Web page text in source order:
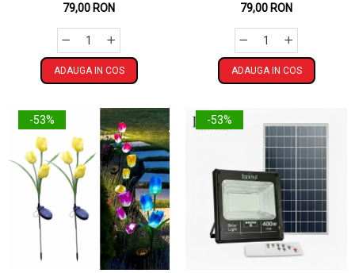
79,00 RON
ADAUGA IN COS
79,00 RON
ADAUGA IN COS
-53% -53%